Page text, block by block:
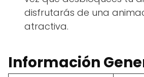
disfrutarás de una
atractiva.
Información